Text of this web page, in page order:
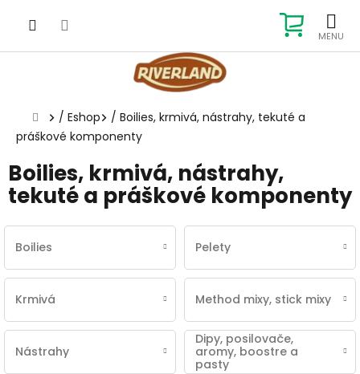
KOŠÍK
Domov
/ Eshop / Boilies, krmivá, nástrahy, tekuté a
práškové komponenty
Boilies, krmivá, nástrahy,
tekuté a práškové komponenty
Boilies Pelety
Krmivá Method mixy, stick mixy
Nástrahy
Dipy, posilovače,
aromy, boostre a
pasty